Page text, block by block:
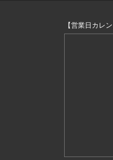
【営業日カレン